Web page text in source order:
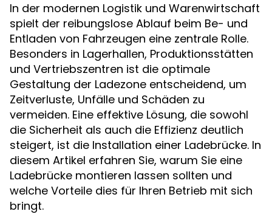
In der modernen Logistik und Warenwirtschaft
spielt der reibungslose Ablauf beim Be- und
Entladen von Fahrzeugen eine zentrale Rolle.
Besonders in Lagerhallen, Produktionsstätten
und Vertriebszentren ist die optimale
Gestaltung der Ladezone entscheidend, um
Zeitverluste, Unfälle und Schäden zu
vermeiden. Eine effektive Lösung, die sowohl
die Sicherheit als auch die Effizienz deutlich
steigert, ist die Installation einer Ladebrücke. In
diesem Artikel erfahren Sie, warum Sie eine
Ladebrücke montieren lassen sollten und
welche Vorteile dies für Ihren Betrieb mit sich
bringt.